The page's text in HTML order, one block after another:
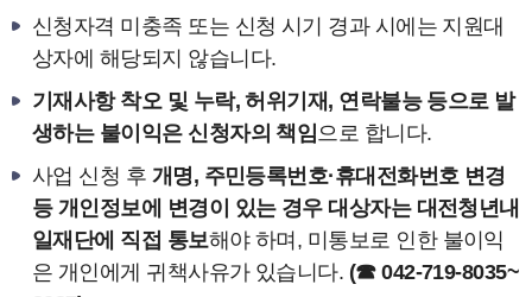
신청자격 미충족 또는 신청 시기 경과 시에는 지원대
상자에 해당되지 않습니다.
기재사항 착오 및 누락, 허위기재, 연락불능 등으로 발
생하는 불이익은 신청자의 책임 으로 합니다.
사업 신청 후 개명, 주민등록번호·휴대전화번호 변경
등 개인정보에 변경이 있는 경우 대상자는 대전청년내
일재단에 직접 통보해야 하며, 미통보로 인한 불이익
은 개인에게 귀책사유가 있습니다. (☎ 042-719-8035~